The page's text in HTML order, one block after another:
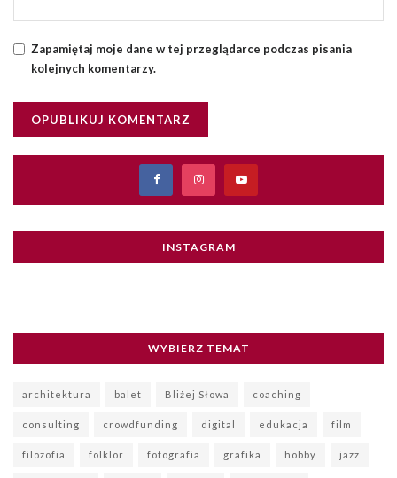
Zapamiętaj moje dane w tej przeglądarce podczas pisania
kolejnych komentarzy.
INSTAGRAM
WYBIERZ TEMAT
architektura balet Bliżej Słowa coaching
consulting crowdfunding digital edukacja film
filozofia folklor fotografia grafika hobby jazz